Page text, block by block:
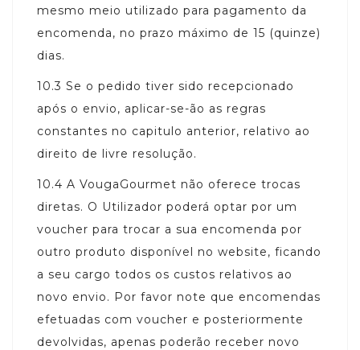
mesmo meio utilizado para pagamento da
encomenda, no prazo máximo de 15 (quinze)
dias.
10.3 Se o pedido tiver sido recepcionado
após o envio, aplicar-se-ão as regras
constantes no capitulo anterior, relativo ao
direito de livre resolução.
10.4 A VougaGourmet não oferece trocas
diretas. O Utilizador poderá optar por um
voucher para trocar a sua encomenda por
outro produto disponível no website, ficando
a seu cargo todos os custos relativos ao
novo envio. Por favor note que encomendas
efetuadas com voucher e posteriormente
devolvidas, apenas poderão receber novo